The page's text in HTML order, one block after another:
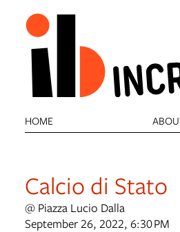
HOME
Calcio di Stato
@ Piazza Lucio Dalla
September 26, 2022, 6:30 PM